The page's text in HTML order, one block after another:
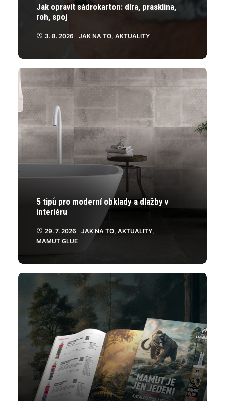
Jak opravit sádrokarton: díra, prasklina,
roh, spoj
3. 8. 2026 JAK NA TO, AKTUALITY
5 tipů pro moderní obklady a dlažby v
interiéru
29. 7. 2026 JAK NA TO, AKTUALITY,
MAMUT GLUE